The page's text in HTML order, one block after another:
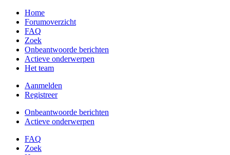
Home
Forumoverzicht
FAQ
Zoek
Onbeantwoorde berichten
Actieve onderwerpen
Het team
Aanmelden
Registreer
Onbeantwoorde berichten
Actieve onderwerpen
FAQ
Zoek